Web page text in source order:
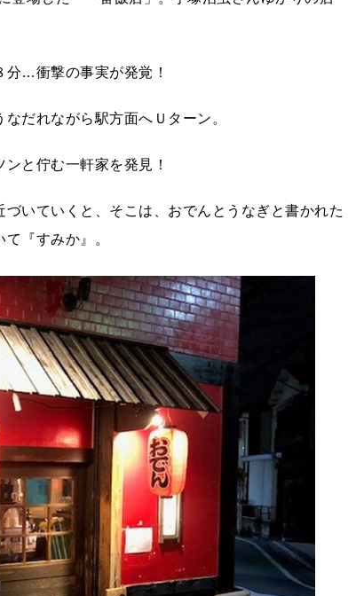
分…衝撃の事実が発覚！
だれながら駅方面へＵターン。
と佇む一軒家を発見！
いていくと、そこは、おでんとうなぎと書かれた
『すみか』。